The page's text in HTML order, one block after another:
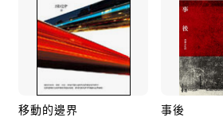
移動的邊界 事後